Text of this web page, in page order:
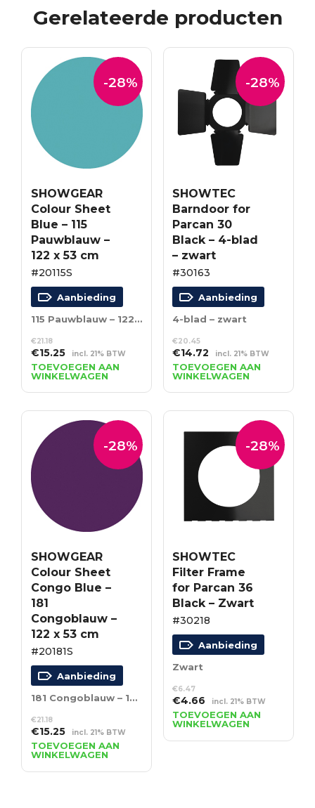
Gerelateerde producten
-28%
SHOWGEAR
Colour Sheet
Blue – 115
Pauwblauw –
122 x 53 cm
#20115S
Aanbieding
115 Pauwblauw – 122 x 53 cm
€21.18
Oorspronkelijke
prijs
was:
€21.18.
€15.25Huidige
prijs
is:
€15.25.
incl. 21% BTW
TOEVOEGEN AAN
WINKELWAGEN
-28%
SHOWTEC
Barndoor for
Parcan 30
Black – 4-blad
– zwart
#30163
Aanbieding
4-blad – zwart
€20.45
Oorspronkelijke
prijs
was:
€20.45.
€14.72 Huidige
prijs
is:
€14.72.
incl. 21% BTW
TOEVOEGEN AAN
WINKELWAGEN
-28%
SHOWGEAR
Colour Sheet
Congo Blue –
181
Congoblauw –
122 x 53 cm
#20181S
Aanbieding
181 Congoblauw – 122 x 53 cm
€21.18
Oorspronkelijke
prijs
was:
€21.18.
€15.25Huidige
prijs
is:
€15.25.
incl. 21% BTW
TOEVOEGEN AAN
WINKELWAGEN
-28%
SHOWTEC
Filter Frame
for Parcan 36
Black – Zwart
#30218
Aanbieding
Zwart
€6.47
Oorspronkelijke
prijs
was:
€6.47.
€4.66 Huidige
prijs
is:
€4.66.
incl. 21% BTW
TOEVOEGEN AAN
WINKELWAGEN